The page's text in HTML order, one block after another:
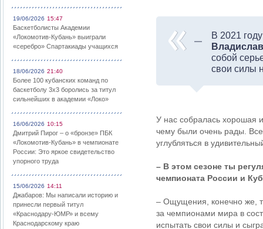
19/06/2026 15:47
Баскетболисты Академии
«Локомотив-Кубань» выиграли
«серебро» Спартакиады учащихся
18/06/2026 21:40
Более 100 кубанских команд по
баскетболу 3х3 боролись за титул
сильнейших в академии «Локо»
16/06/2026 10:15
Дмитрий Пирог – о «бронзе» ПБК
«Локомотив-Кубань» в чемпионате
России: Это яркое свидетельство
упорного труда
15/06/2026 14:11
Джабаров: Мы написали историю и
принесли первый титул
«Краснодару-ЮМР» и всему
Краснодарскому краю
В 2021
собой
свои силы
У нас собралась хорошая
чему были очень рады.
углубляться в
– В этом сезоне ты
чемпионата России и
– Ощущения, конечно же,
за чемпионами мира в
испытать свои силы и